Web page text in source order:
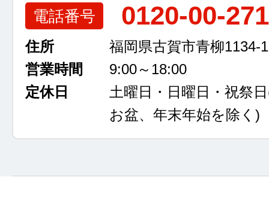
電話番号 0120-00-
住所
福岡県古賀市青柳1134-1
営業時間
9:00～18:00
定休日
土曜日・日曜日・祝祭日
お盆、年末年始を除く)